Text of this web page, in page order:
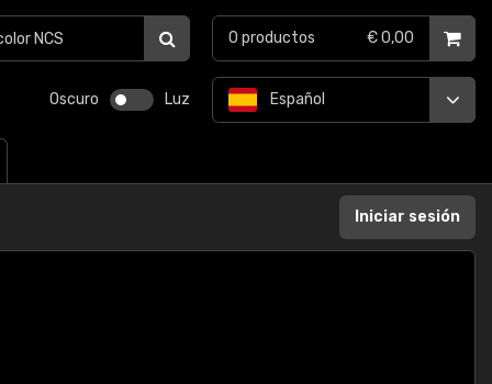
Oscuro Luz Español
0 productos € 0,00
Iniciar sesión